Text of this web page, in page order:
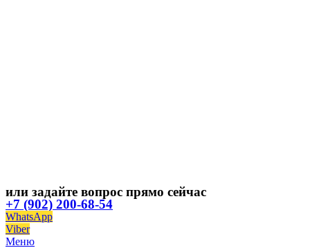
или задайте вопрос прямо сейчас
+7 (902) 200-68-54
WhatsApp
Viber
Меню